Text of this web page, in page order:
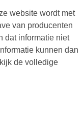
website wordt met
van producenten
dat informatie niet
kunnen dan
de volledige